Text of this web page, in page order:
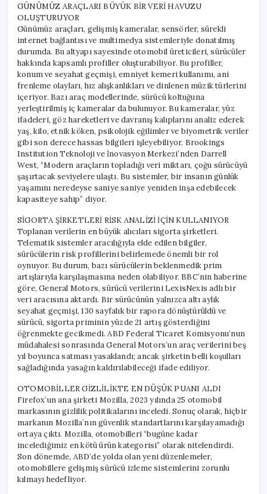
GÜNÜMÜZ ARAÇLARI BÜYÜK BİR VERİ HAVUZU
OLUŞTURUYOR
Günümüz araçları, gelişmiş kameralar, sensörler, sürekli
internet bağlantısı ve multimedya sistemleriyle donatılmış
durumda. Bu altyapı sayesinde otomobil üreticileri, sürücüler
hakkında kapsamlı profiller oluşturabiliyor. Bu profiller,
konum ve seyahat geçmişi, emniyet kemeri kullanımı, ani
frenleme olayları, hız alışkanlıkları ve dinlenen müzik türlerini
içeriyor. Bazı araç modellerinde, sürücü koltuğuna
yerleştirilmiş iç kameralar da bulunuyor. Bu kameralar, yüz
ifadeleri, göz hareketleri ve davranış kalıplarını analiz ederek
yaş, kilo, etnik köken, psikolojik eğilimler ve biyometrik veriler
gibi son derece hassas bilgileri işleyebiliyor. Brookings
Institution Teknoloji ve İnovasyon Merkezi’nden Darrell
West, “Modern araçların topladığı veri miktarı, çoğu sürücüyü
şaşırtacak seviyelere ulaştı. Bu sistemler, bir insanın günlük
yaşamını neredeyse saniye saniye yeniden inşa edebilecek
kapasiteye sahip” diyor.
SİGORTA ŞİRKETLERİ RİSK ANALİZİ İÇİN KULLANIYOR
Toplanan verilerin en büyük alıcıları sigorta şirketleri.
Telematik sistemler aracılığıyla elde edilen bilgiler,
sürücülerin risk profillerini belirlemede önemli bir rol
oynuyor. Bu durum, bazı sürücülerin beklenmedik prim
artışlarıyla karşılaşmasına neden olabiliyor. BBC’nin haberine
göre, General Motors, sürücü verilerini LexisNexis adlı bir
veri aracısına aktardı. Bir sürücünün yalnızca altı aylık
seyahat geçmişi, 130 sayfalık bir rapora dönüştürüldü ve
sürücü, sigorta priminin yüzde 21 artış gösterdiğini
öğrenmekte gecikmedi. ABD Federal Ticaret Komisyonu’nun
müdahalesi sonrasında General Motors’un araç verilerini beş
yıl boyunca satması yasaklandı; ancak şirketin belli koşulları
sağladığında yasağın kaldırılabileceği ifade ediliyor.
OTOMOBİLLER GİZLİLİKTE EN DÜŞÜK PUANI ALDI
Firefox’un ana şirketi Mozilla, 2023 yılında 25 otomobil
markasının gizlilik politikalarını inceledi. Sonuç olarak, hiçbir
markanın Mozilla’nın güvenlik standartlarını karşılayamadığı
ortaya çıktı. Mozilla, otomobilleri “bugüne kadar
incelediğimiz en kötü ürün kategorisi” olarak nitelendirdi.
Son dönemde, ABD’de yolda olan yeni düzenlemeler,
otomobillere gelişmiş sürücü izleme sistemlerini zorunlu
kılmayı hedefliyor.